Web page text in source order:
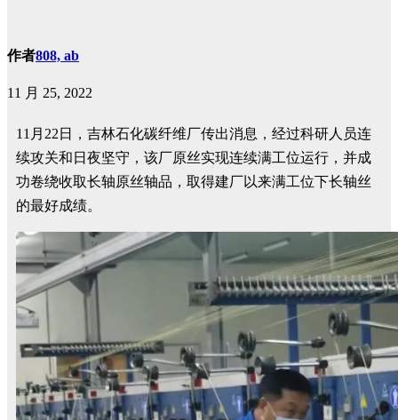
作者808, ab
11 月 25, 2022
11月22日，吉林石化碳纤维厂传出消息，经过科研人员连
续攻关和日夜坚守，该厂原丝实现连续满工位运行，并成
功卷绕收取长轴原丝轴品，取得建厂以来满工位下长轴丝
的最好成绩。